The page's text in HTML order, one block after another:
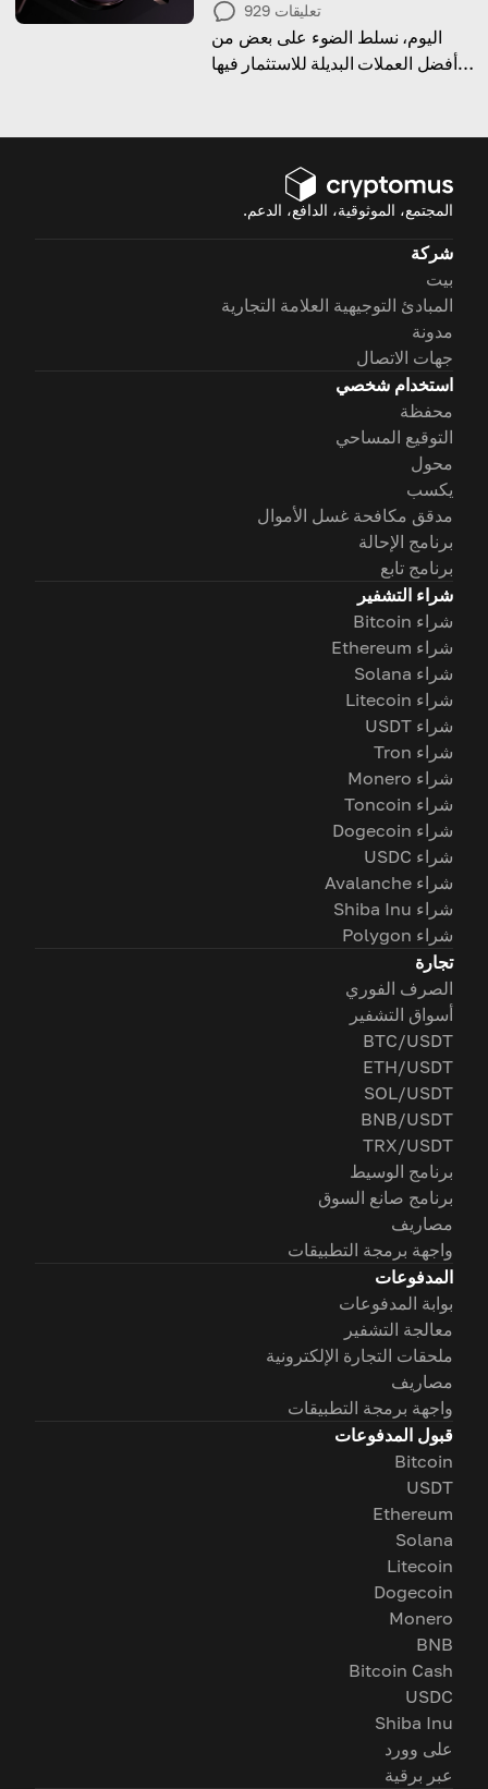
929 تعليقات
اليوم، نسلط الضوء على بعض من
أفضل العملات البديلة للاستثمار فيها
المجتمع، الموثوقية، الدافع، الدعم.
شركة
بيت
المبادئ التوجيهية العلامة التجارية
مدونة
جهات الاتصال
استخدام شخصي
محفظة
التوقيع المساحي
محول
يكسب
مدقق مكافحة غسل الأموال
برنامج الإحالة
برنامج تابع
شراء التشفير
شراء Bitcoin
شراء Ethereum
شراء Solana
شراء Litecoin
شراء USDT
شراء Tron
شراء Monero
شراء Toncoin
شراء Dogecoin
شراء USDC
شراء Avalanche
شراء Shiba Inu
شراء Polygon
تجارة
الصرف الفوري
أسواق التشفير
BTC/USDT
ETH/USDT
SOL/USDT
BNB/USDT
TRX/USDT
برنامج الوسيط
برنامج صانع السوق
مصاريف
واجهة برمجة التطبيقات
المدفوعات
بوابة المدفوعات
معالجة التشفير
ملحقات التجارة الإلكترونية
مصاريف
واجهة برمجة التطبيقات
قبول المدفوعات
Bitcoin
USDT
Ethereum
Solana
Litecoin
Dogecoin
Monero
BNB
Bitcoin Cash
USDC
Shiba Inu
على وورد
عبر برقية